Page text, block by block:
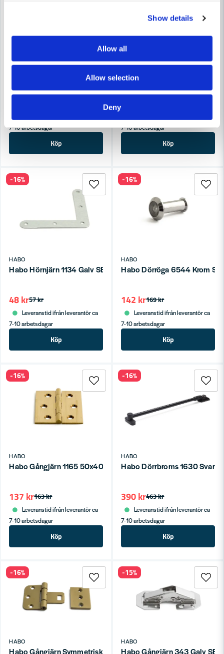
Show details
Allow all
Allow selection
Deny
HABO
Habo Fästbricka 1102 Vit SB
7-10 arbetsdagar
Köp
HABO
Habo Lyftgångjärn 3228 Galv
7-10 arbetsdagar
Köp
HABO
Habo Hörnjärn 1134 Galv SB
57 kr
48 kr
Leveranstid ifrån leverantör ca
7-10 arbetsdagar
Köp
-16%
HABO
Habo Dörröga 6544 Krom SB
169 kr
142 kr
Leveranstid ifrån leverantör ca
7-10 arbetsdagar
Köp
-16%
HABO
Habo Gångjärn 1165 50x40mm Matt mässing SB
163 kr
137 kr
Leveranstid ifrån leverantör ca
7-10 arbetsdagar
Köp
-16%
HABO
Habo Dörrbroms 1630 Svart
463 kr
390 kr
Leveranstid ifrån leverantör ca
7-10 arbetsdagar
Köp
-16%
HABO
Habo Gångjärn Symmetriskt 2465 Guldepoxy SB
-16%
HABO
Habo Gångjärn 343 Galv SB
-15%